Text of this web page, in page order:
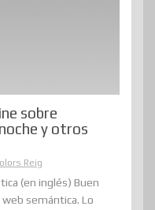
sobre
y otros
Reig
(en inglés) Buen
semántica. Lo